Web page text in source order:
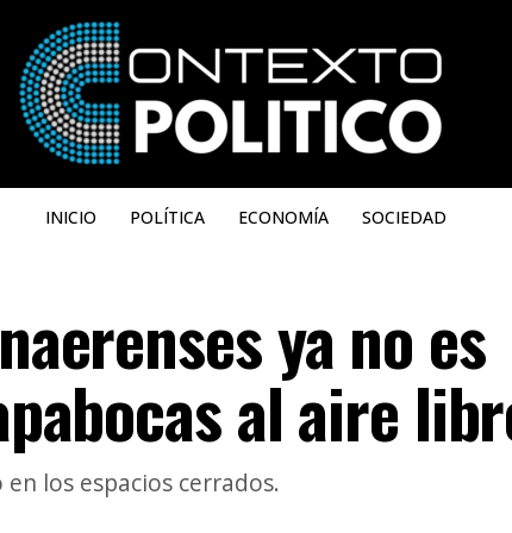
INICIO POLÍTICA ECONOMÍA SOCIEDAD
ya no es
al aire
los espacios cerrados.